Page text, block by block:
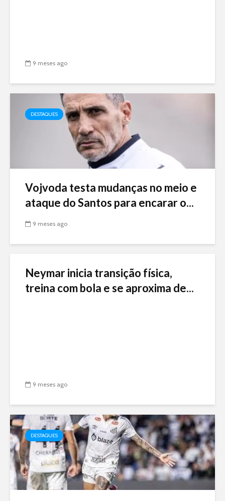
9 meses ago
DESTAQUES
Vojvoda testa mudanças no meio e
ataque do Santos para encarar o...
9 meses ago
Neymar inicia transição física,
treina com bola e se aproxima de...
9 meses ago
DESTAQUES